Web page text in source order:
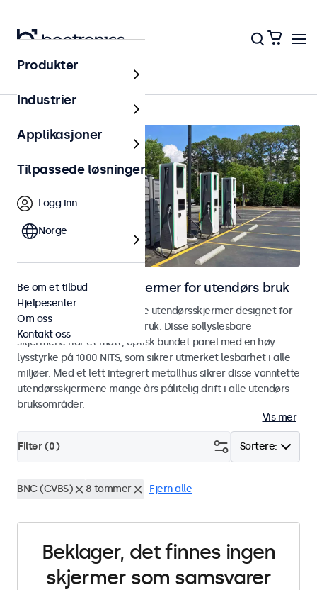
Hjem
Skjermer og touchskjermer for utendørs bruk
Utforsk våre værbestandige utendørsskjermer designet for
industriell og kommersiell bruk. Disse sollyslesbare
skjermene har et matt, optisk bundet panel med en høy
lysstyrke på 1000 NITS, som sikrer utmerket lesbarhet i alle
miljøer. Med et lett integrert metallhus sikrer disse vanntette
utendørsskjermene mange års pålitelig drift i alle utendørs
bruksområder.
Vis mer
Sortere:
Filter (0)
BNC (CVBS) 8 tommer Fjern alle
Beklager, det finnes ingen
skjermer som samsvarer
Produkter
Industrier
Applikasjoner
Tilpassede løsninger
Logg inn
Norge
Be om et tilbud
Hjelpesenter
Om oss
Kontakt oss